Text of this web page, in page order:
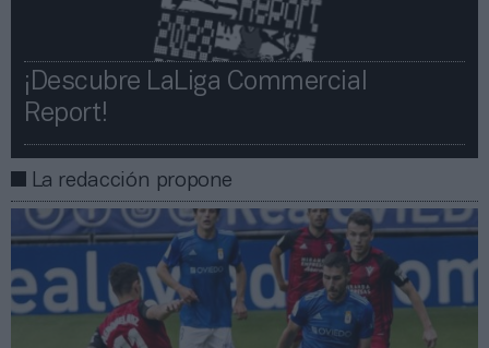
¡Descubre LaLiga Commercial
Report!​​
La redacción propone